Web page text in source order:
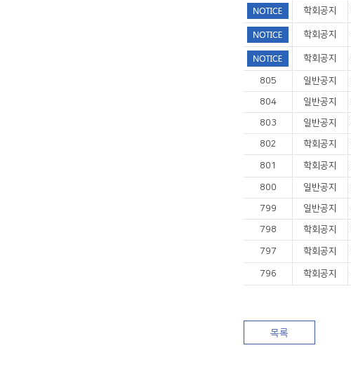
학회공지
학회공지
학회공지
805 일반공지
804 일반공지
803 일반공지
802 학회공지
801 학회공지
800 일반공지
799 일반공지
798 학회공지
797 학회공지
796 학회공지
목록